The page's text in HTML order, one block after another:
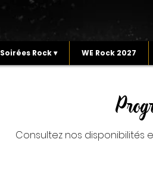
Soirées Rock ▾ WE Rock 2027
Consultez nos disponibilités